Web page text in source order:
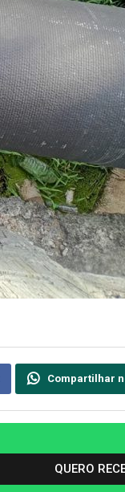
Compartilhar
QUERO